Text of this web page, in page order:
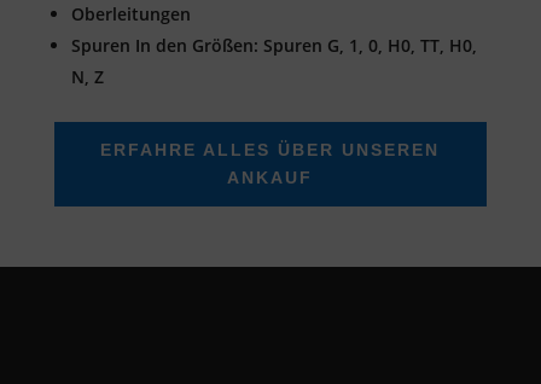
Oberleitungen
Spuren In den Größen: Spuren G, 1, 0, H0, TT, H0,
N, Z
ERFAHRE ALLES ÜBER UNSEREN
ANKAUF